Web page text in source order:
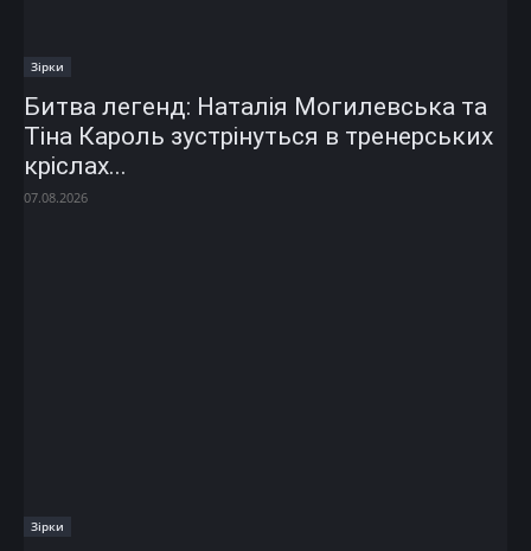
Зірки
Битва легенд: Наталія Могилевська та
Тіна Кароль зустрінуться в тренерських
кріслах...
07.08.2026
Зірки